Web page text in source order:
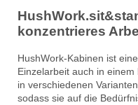
konzentrieres
HushWork-Kabinen ist
Einzelarbeit auch in
in verschiedenen
sodass sie auf die